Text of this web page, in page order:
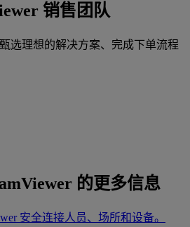
销售团队
选理想的解决方案、完成下单流程
的更多信息
安全连接人员、场所和设备。